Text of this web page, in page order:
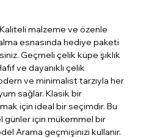
malzeme ve özenle
esnasında hediye paketi
Geçmeli çelik küpe şıklık
ve dayanıklı çelik
ve minimalist tarzıyla her
sağlar. Klasik bir
için ideal bir seçimdir. Bu
günler için mükemmel bir
Arama geçmişinizi kullanır.